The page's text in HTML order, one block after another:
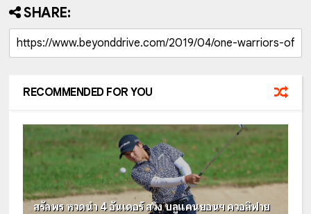
SHARE:
RECOMMENDED FOR YOU
สรัลพร หวดนำ 4 อันเดอร์ สวิง บลูแคนยอนฯ ควอลิฟาย